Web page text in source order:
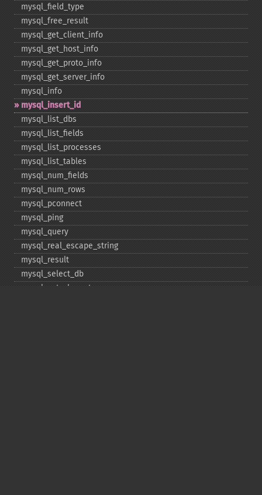
mysql_​field_​type
mysql_​free_​result
mysql_​get_​client_​info
mysql_​get_​host_​info
mysql_​get_​proto_​info
mysql_​get_​server_​info
mysql_​info
mysql_​insert_​id
mysql_​list_​dbs
mysql_​list_​fields
mysql_​list_​processes
mysql_​list_​tables
mysql_​num_​fields
mysql_​num_​rows
mysql_​pconnect
mysql_​ping
mysql_​query
mysql_​real_​escape_​string
mysql_​result
mysql_​select_​db
mysql_​set_​charset